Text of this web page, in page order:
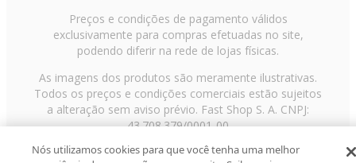
Preços e condições de pagamento válidos
exclusivamente para compras efetuadas no site,
podendo diferir na rede de lojas físicas.
As imagens dos produtos são meramente ilustrativas.
Todos os preços e condições comerciais estão sujeitos
a alteração sem aviso prévio. Fast Shop S. A. CNPJ:
43.708.379/0001-00
Avenida Zaki Narchi, nº 1650, sobreloja, Carandiru, São
Nós utilizamos cookies para que você tenha uma melhor